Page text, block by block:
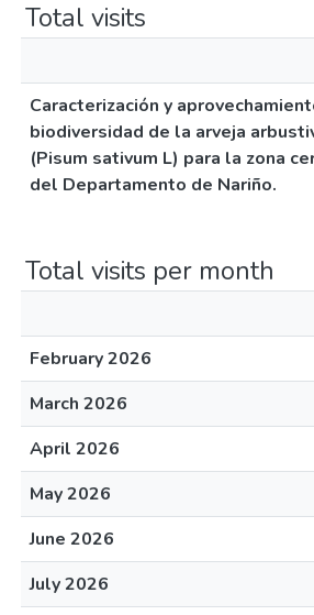
Total visits
Caracterización y
biodiversidad de la arveja
(Pisum sativum L) para la zona
del Departamento de Nariño.
Total visits per month
February 2026
March 2026
April 2026
May 2026
June 2026
July 2026